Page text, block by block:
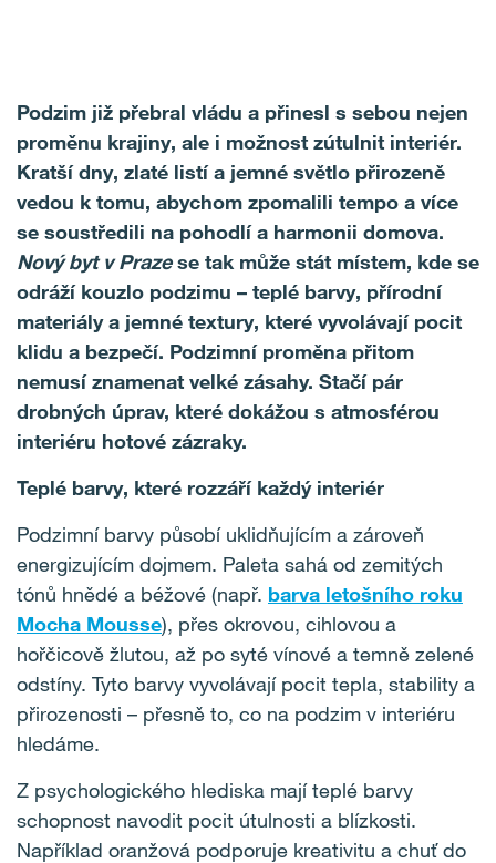
Podzim již přebral vládu a přinesl s sebou nejen
proměnu krajiny, ale i možnost zútulnit interiér.
Kratší dny, zlaté listí a jemné světlo přirozeně
vedou k tomu, abychom zpomalili tempo a více
se soustředili na pohodlí a harmonii domova.
Nový byt v Prazese tak může stát místem, kde se
odráží kouzlo podzimu – teplé barvy, přírodní
materiály a jemné textury, které vyvolávají pocit
klidu a bezpečí. Podzimní proměna přitom
nemusí znamenat velké zásahy. Stačí pár
drobných úprav, které dokážou s atmosférou
interiéru hotové zázraky.
Teplé barvy, které rozzáří každý interiér
Podzimní barvy působí uklidňujícím a zároveň
energizujícím dojmem. Paleta sahá od zemitých
tónů hnědé a béžové (např. barva letošního roku
Mocha Mousse), přes okrovou, cihlovou a
hořčicově žlutou, až po syté vínové a temně zelené
odstíny. Tyto barvy vyvolávají pocit tepla, stability a
přirozenosti – přesně to, co na podzim v interiéru
hledáme.
Z psychologického hlediska mají teplé barvy
schopnost navodit pocit útulnosti a blízkosti.
Například oranžová podporuje kreativitu a chuť do